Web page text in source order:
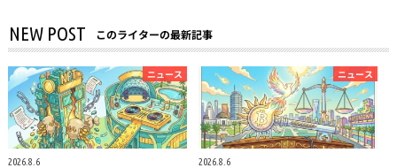
NEW POST このライターの最新記事
ニュース
2026.8.6
ニュース
2026.8.6